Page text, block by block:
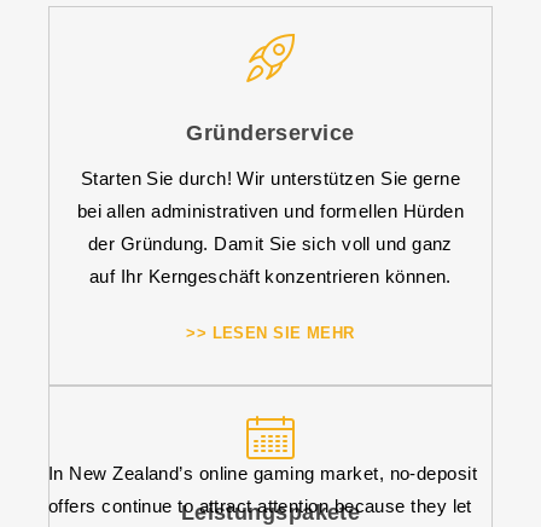
Gründerservice
Starten Sie durch! Wir unterstützen Sie gerne
bei allen administrativen und formellen Hürden
der Gründung. Damit Sie sich voll und ganz
auf Ihr Kerngeschäft konzentrieren können.
>> LESEN SIE MEHR
Leistungspakete
In New Zealand’s online gaming market, no-deposit
offers continue to attract attention because they let